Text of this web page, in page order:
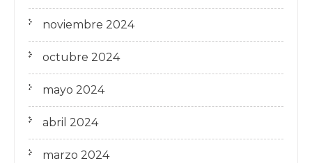
noviembre 2024
octubre 2024
mayo 2024
abril 2024
marzo 2024